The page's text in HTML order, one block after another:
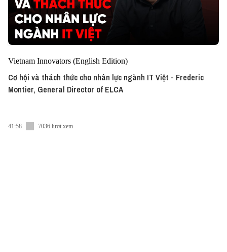
Vietnam Innovators (English Edition)
Cơ hội và thách thức cho nhân lực ngành IT Việt - Frederic
Montier, General Director of ELCA
41:58 7036 lượt xem